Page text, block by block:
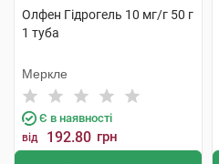
Олфен Гідрогель 10 мг/г 50 г
1 туба
Меркле
Є в наявності
від 192.80 грн